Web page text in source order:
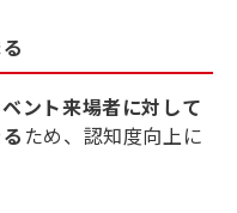
ント来場者に対して
ため、認知度向上に